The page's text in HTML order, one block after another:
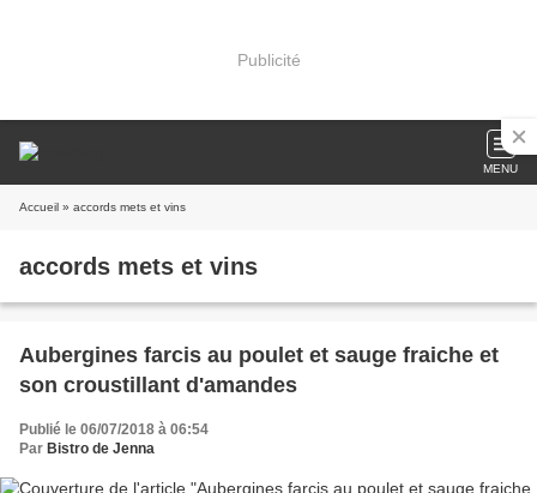
Publicité
MENU
Accueil » accords mets et vins
accords mets et vins
Aubergines farcis au poulet et sauge fraiche et
son croustillant d'amandes
Publié le 06/07/2018 à 06:54
Par Bistro de Jenna